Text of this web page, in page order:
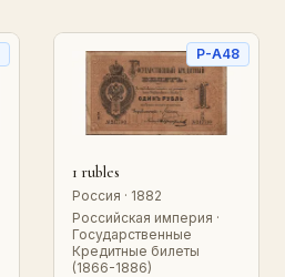
P-A48
1 rubles
Россия · 1882
Российская империя ·
Государственные
Кредитные билеты
(1866-1886)